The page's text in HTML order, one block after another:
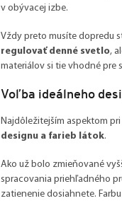
v obývacej izbe.
Vždy preto musíte dopredu
regulovať denné svetlo,
materiálov si tie vhodné pre
Voľba ideálneho
Najdôležitejším aspektom
designu a farieb látok.
Ako už bolo zmieňované
spracovania priehľadného
zatienenie dosiahnete.